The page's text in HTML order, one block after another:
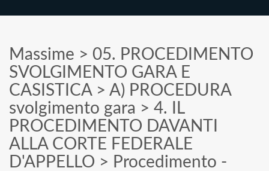
Massime > 05. PROCEDIMENTO
SVOLGIMENTO GARA E
CASISTICA> A) PROCEDURA
svolgimento gara > 4. IL
PROCEDIMENTO DAVANTI
ALLA CORTE FEDERALE
D'APPELLO > Procedimento -